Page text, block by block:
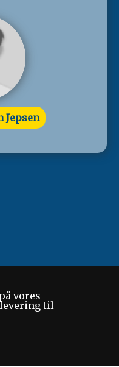
Jepsen
muligt"
vores
til